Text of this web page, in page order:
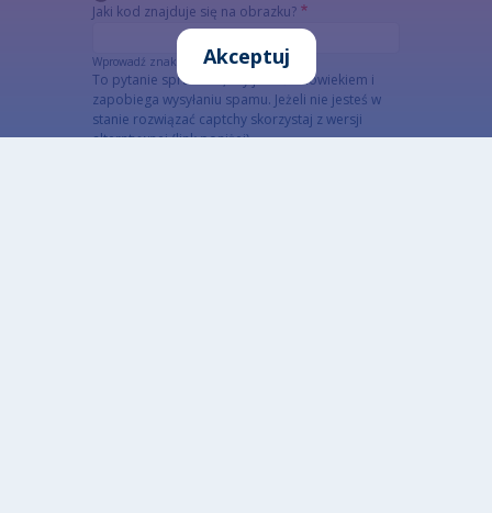
Jaki kod znajduje się na obrazku?
Wprowadź znaki widoczne na obrazku.
To pytanie sprawdza, czy jesteś człowiekiem i
zapobiega wysyłaniu spamu. Jeżeli nie jesteś w
stanie rozwiązać captchy skorzystaj z wersji
alterntywnej (link poniżej)
Akceptuj